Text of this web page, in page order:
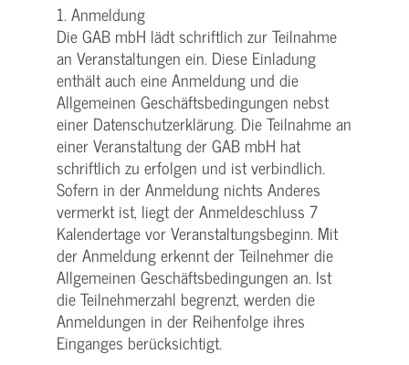
1. Anmeldung
Die GAB mbH lädt schriftlich zur Teilnahme
an Veranstaltungen ein. Diese Einladung
enthält auch eine Anmeldung und die
Allgemeinen Geschäftsbedingungen nebst
einer Datenschutzerklärung. Die Teilnahme an
einer Veranstaltung der GAB mbH hat
schriftlich zu erfolgen und ist verbindlich.
Sofern in der Anmeldung nichts Anderes
vermerkt ist, liegt der Anmeldeschluss 7
Kalendertage vor Veranstaltungsbeginn. Mit
der Anmeldung erkennt der Teilnehmer die
Allgemeinen Geschäftsbedingungen an. Ist
die Teilnehmerzahl begrenzt, werden die
Anmeldungen in der Reihenfolge ihres
Einganges berücksichtigt.